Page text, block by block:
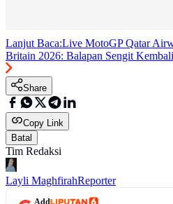
Lanjut Baca:Live MotoGP Qatar
Britain 2026: Balapan Sengit
Share
Copy Link
Batal
Tim Redaksi
Layli MaghfirahReporter
Add